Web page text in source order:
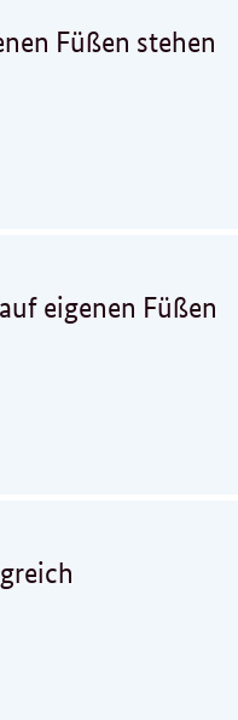
Füßen stehen
eigenen Füßen